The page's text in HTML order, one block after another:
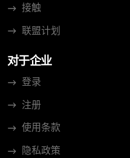
接触
联盟计划
对于企业
登录
注册
使用条款
隐私政策